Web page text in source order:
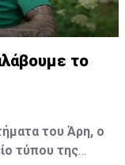
το
του Άρη, ο
τύπου της